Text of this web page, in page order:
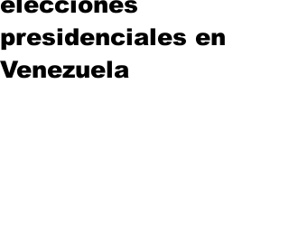
presidenciales en
Venezuela